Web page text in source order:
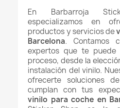
En Barbarroja
especializamos en
productos y servicios de
Barcelona. Contamos
expertos que te
proceso, desde la
instalación del vinilo.
ofrecerte soluciones
cumplan con tus
vinilo para coche en